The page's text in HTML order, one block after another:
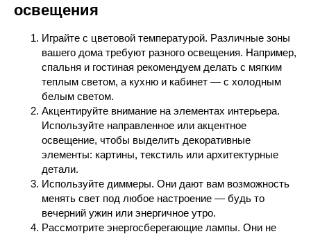
освещения
Играйте с цветовой температурой. Различные зоны
вашего дома требуют разного освещения. Например,
спальня и гостиная рекомендуем делать с мягким
теплым светом, а кухню и кабинет — с холодным
белым светом.
Акцентируйте внимание на элементах интерьера.
Используйте направленное или акцентное
освещение, чтобы выделить декоративные
элементы: картины, текстиль или архитектурные
детали.
Используйте диммеры. Они дают вам возможность
менять свет под любое настроение — будь то
вечерний ужин или энергичное утро.
Рассмотрите энергосберегающие лампы. Они не